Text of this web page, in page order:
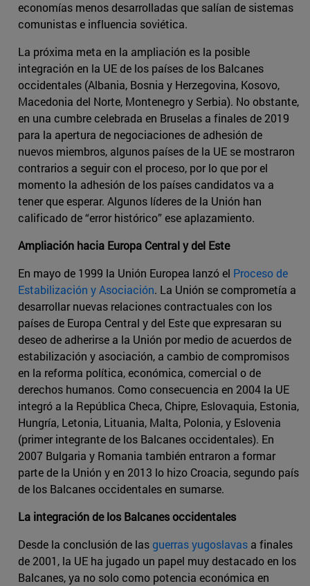
economías menos desarrolladas que salían de sistemas
comunistas e influencia soviética.
La próxima meta en la ampliación es la posible
integración en la UE de los países de los Balcanes
occidentales (Albania, Bosnia y Herzegovina, Kosovo,
Macedonia del Norte, Montenegro y Serbia). No obstante,
en una cumbre celebrada en Bruselas a finales de 2019
para la apertura de negociaciones de adhesión de
nuevos miembros, algunos países de la UE se mostraron
contrarios a seguir con el proceso, por lo que por el
momento la adhesión de los países candidatos va a
tener que esperar. Algunos líderes de la Unión han
calificado de “error histórico” ese aplazamiento.
Ampliación hacia Europa Central y del Este
En mayo de 1999 la Unión Europea lanzó el Proceso de
Estabilización y Asociación. La Unión se comprometía a
desarrollar nuevas relaciones contractuales con los
países de Europa Central y del Este que expresaran su
deseo de adherirse a la Unión por medio de acuerdos de
estabilización y asociación, a cambio de compromisos
en la reforma política, económica, comercial o de
derechos humanos. Como consecuencia en 2004 la UE
integró a la República Checa, Chipre, Eslovaquia, Estonia,
Hungría, Letonia, Lituania, Malta, Polonia, y Eslovenia
(primer integrante de los Balcanes occidentales). En
2007 Bulgaria y Romania también entraron a formar
parte de la Unión y en 2013 lo hizo Croacia, segundo país
de los Balcanes occidentales en sumarse.
La integración de los Balcanes occidentales
Desde la conclusión de lasguerras yugoslavas a finales
de 2001, la UE ha jugado un papel muy destacado en los
Balcanes, ya no solo como potencia económica en